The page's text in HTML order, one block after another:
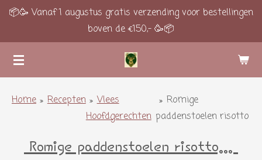
Ga
de
hoofdinhoud
📦🥳 Vanaf 1 augustus gratis verzending voor bestellingen
boven de €150,- 🥳📦
Home » Recepten » Vlees
Hoofdgerechten
» Romige
paddenstoelen risotto
Romige paddenstoelen risotto...